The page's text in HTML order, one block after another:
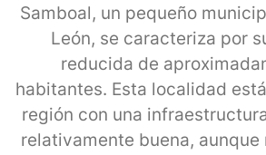
Samboal, un pequeño
León, se caracteriza por
reducida de
habitantes. Esta localidad
región con una
relativamente buena, aunque